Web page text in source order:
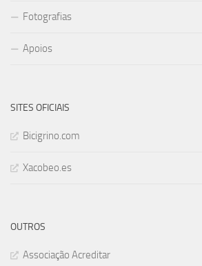
Fotografias
Apoios
SITES OFICIAIS
Bicigrino.com
Xacobeo.es
OUTROS
Associação Acreditar